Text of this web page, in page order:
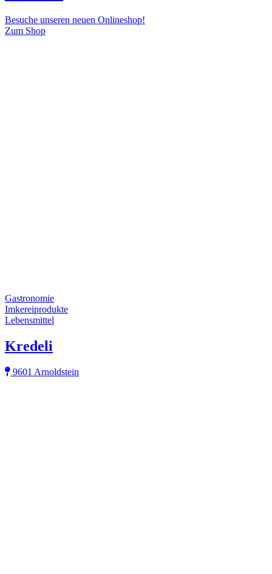
Besuche unseren neuen Onlineshop!
Zum Shop
Gastronomie
Imkereiprodukte
Lebensmittel
Kredeli
9601 Arnoldstein